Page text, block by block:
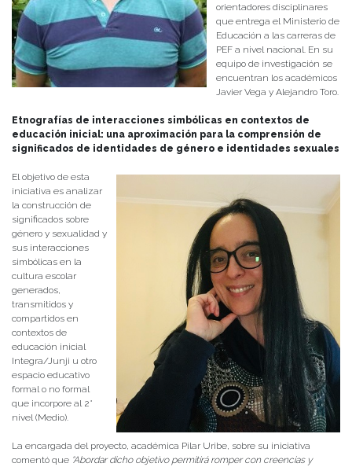
orientadores disciplinares
que entrega el Ministerio de
Educación a las carreras de
PEF a nivel nacional. En su
equipo de investigación se
encuentran los académicos
Javier Vega y Alejandro Toro.
Etnografías de interacciones simbólicas en contextos de
educación inicial: una aproximación para la comprensión de
significados de identidades de género e identidades sexuales
El objetivo de esta
iniciativa es analizar
la construcción de
significados sobre
género y sexualidad y
sus interacciones
simbólicas en la
cultura escolar
generados,
transmitidos y
compartidos en
contextos de
educación inicial
Integra/Junji u otro
espacio educativo
formal o no formal
que incorpore al 2°
nivel (Medio).
La encargada del proyecto, académica Pilar Uribe, sobre su iniciativa
comentó que “Abordar dicho objetivo permitirá romper con creencias y